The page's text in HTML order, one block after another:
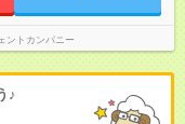
ントカンパニー
♪